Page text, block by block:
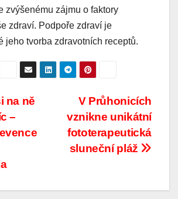
zvýšenému zájmu o faktory
zdraví. Podpoře zdraví je
jeho tvorba zdravotních receptů.
V Průhonicích
vznikne unikátní
fototerapeutická
sluneční pláž
na ně
–